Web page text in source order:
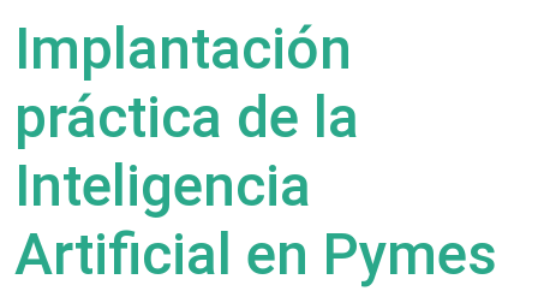
Implantación
práctica de la
Inteligencia
Artificial en Pymes